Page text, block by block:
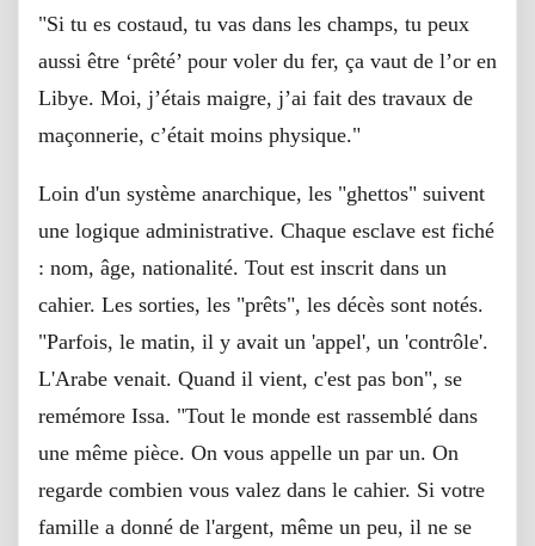
"Si tu es costaud, tu vas dans les champs, tu peux
aussi être ‘prêté’ pour voler du fer, ça vaut de l’or en
Libye. Moi, j’étais maigre, j’ai fait des travaux de
maçonnerie, c’était moins physique."
Loin d'un système anarchique, les "ghettos" suivent
une logique administrative. Chaque esclave est fiché
: nom, âge, nationalité. Tout est inscrit dans un
cahier. Les sorties, les "prêts", les décès sont notés.
"Parfois, le matin, il y avait un 'appel', un 'contrôle'.
L'Arabe venait. Quand il vient, c'est pas bon", se
remémore Issa. "Tout le monde est rassemblé dans
une même pièce. On vous appelle un par un. On
regarde combien vous valez dans le cahier. Si votre
famille a donné de l'argent, même un peu, il ne se